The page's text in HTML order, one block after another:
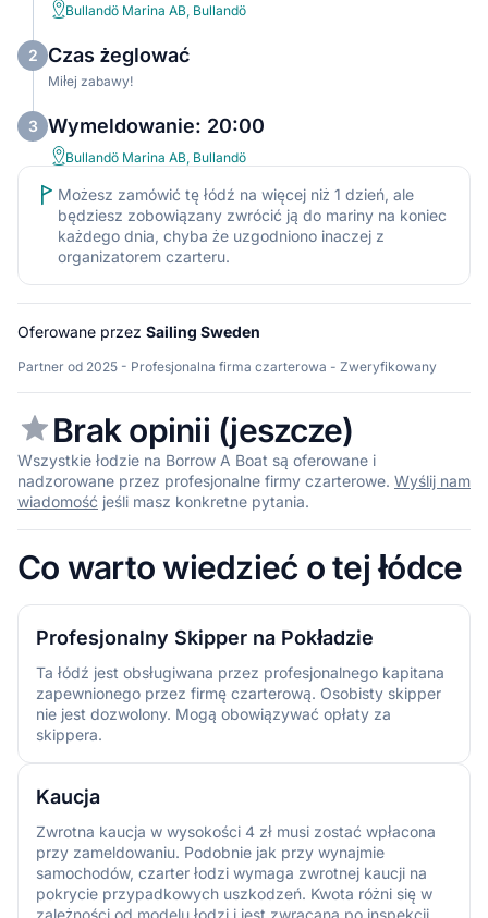
Bullandö Marina AB, Bullandö
2 Czas żeglować
Miłej zabawy!
3 Wymeldowanie: 20:00
Bullandö Marina AB, Bullandö
Możesz zamówić tę łódź na więcej niż 1 dzień, ale
będziesz zobowiązany zwrócić ją do mariny na koniec
każdego dnia, chyba że uzgodniono inaczej z
organizatorem czarteru.
Oferowane przez Sailing Sweden
Partner od 2025 - Profesjonalna firma czarterowa - Zweryfikowany
Brak opinii (jeszcze)
Wszystkie łodzie na Borrow A Boat są oferowane i
nadzorowane przez profesjonalne firmy czarterowe. Wyślij nam
wiadomość jeśli masz konkretne pytania.
Co warto wiedzieć o tej łódce
Profesjonalny Skipper na Pokładzie
Ta łódź jest obsługiwana przez profesjonalnego kapitana
zapewnionego przez firmę czarterową. Osobisty skipper
nie jest dozwolony. Mogą obowiązywać opłaty za
skippera.
Kaucja
Zwrotna kaucja w wysokości 4 zł musi zostać wpłacona
przy zameldowaniu. Podobnie jak przy wynajmie
samochodów, czarter łodzi wymaga zwrotnej kaucji na
pokrycie przypadkowych uszkodzeń. Kwota różni się w
zależności od modelu łodzi i jest zwracana po inspekcji,